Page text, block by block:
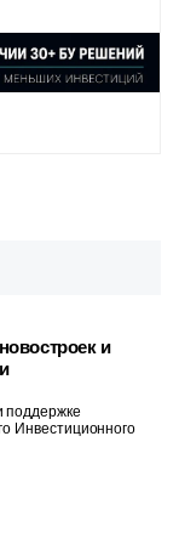
и
поддержке
Инвестиционного